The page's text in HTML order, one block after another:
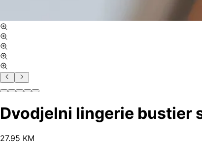
Dvodjelni lingerie bustier
27.95 KM